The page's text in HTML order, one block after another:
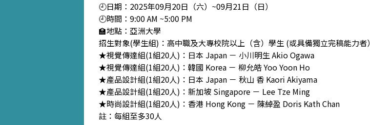
🕘日期：2025年09月20日（六）~09月21日（日）
🕘時間：9:00 AM ~5:00 PM
🏫地點：亞洲大學
招生對象(學生組)：高中職及大專校院以上（含）學生 (或具備獨立完稿能力者）
★視覺傳達組(1組20人)：日本 Japan － 小川明生 Akio Ogawa
★視覺傳達組(1組20人)：韓國 Korea － 柳允皓 Yoo Yoon Ho
★產品設計組(1組20人)：日本 Japan － 秋山 香 Kaori Akiyama
★產品設計組(1組20人)：新加坡 Singapore － Lee Tze Ming
★時尚設計組(1組20人)：香港 Hong Kong － 陳綽盈 Doris Kath Chan
註：每組至多30人